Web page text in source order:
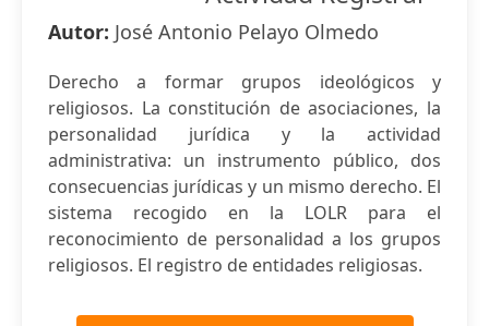
Autor: José Antonio Pelayo Olmedo
Derecho a formar grupos ideológicos y
religiosos. La constitución de asociaciones, la
personalidad jurídica y la actividad
administrativa: un instrumento público, dos
consecuencias jurídicas y un mismo derecho. El
sistema recogido en la LOLR para el
reconocimiento de personalidad a los grupos
religiosos. El registro de entidades religiosas.